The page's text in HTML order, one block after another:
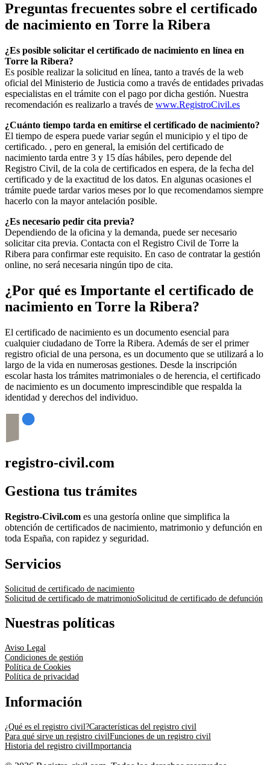
Preguntas frecuentes sobre el certificado
de nacimiento en Torre la Ribera
¿Es posible solicitar el certificado de nacimiento en línea en
Torre la Ribera?
Es posible realizar la solicitud en línea, tanto a través de la web
oficial del Ministerio de Justicia como a través de entidades privadas
especialistas en el trámite con el pago por dicha gestión. Nuestra
recomendación es realizarlo a través de www.RegistroCivil.es
¿Cuánto tiempo tarda en emitirse el certificado de nacimiento?
El tiempo de espera puede variar según el municipio y el tipo de
certificado. , pero en general, la emisión del certificado de
nacimiento tarda entre 3 y 15 días hábiles, pero depende del
Registro Civil, de la cola de certificados en espera, de la fecha del
certificado y de la exactitud de los datos. En algunas ocasiones el
trámite puede tardar varios meses por lo que recomendamos siempre
hacerlo con la mayor antelación posible.
¿Es necesario pedir cita previa?
Dependiendo de la oficina y la demanda, puede ser necesario
solicitar cita previa. Contacta con el Registro Civil de Torre la
Ribera para confirmar este requisito. En caso de contratar la gestión
online, no será necesaria ningún tipo de cita.
¿Por qué es Importante el certificado de
nacimiento en Torre la Ribera?
El certificado de nacimiento es un documento esencial para
cualquier ciudadano de Torre la Ribera. Además de ser el primer
registro oficial de una persona, es un documento que se utilizará a lo
largo de la vida en numerosas gestiones. Desde la inscripción
escolar hasta los trámites matrimoniales o de herencia, el certificado
de nacimiento es un documento imprescindible que respalda la
identidad y derechos del individuo.
registro-civil.com
Gestiona tus trámites
Registro-Civil.com es una gestoría online que simplifica la
obtención de certificados de nacimiento, matrimonio y defunción en
toda España, con rapidez y seguridad.
Servicios
Solicitud de certificado de nacimiento
Solicitud de certificado de matrimonioSolicitud de certificado de defunción
Nuestras políticas
Aviso Legal
Condiciones de gestión
Política de Cookies
Política de privacidad
Información
¿Qué es el registro civil?Características del registro civil
Para qué sirve un registro civilFunciones de un registro civil
Historia del registro civilImportancia